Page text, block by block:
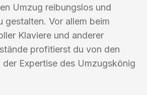
Umzug reibungslos und
gestalten. Vor allem beim
Klaviere und anderer
profitierst du von den
der Expertise des Umzugskönig